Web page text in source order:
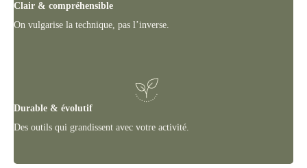
Clair & compréhensible
On vulgarise la technique, pas l’inverse.
Durable & évolutif
Des outils qui grandissent avec votre activité.